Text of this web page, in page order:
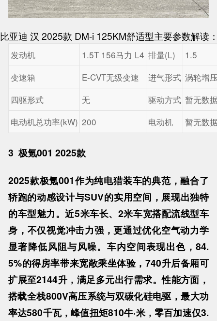
比亚迪 汉 2025款 DM-i 125KM舒适型主要参数解读
发动机 1.5T 156马力 L4 排量(L)
1.5
变速箱
E-CVT无级变速 进气形式 涡轮增
四驱形式
无 驱动方式 暂无数
电动机总功率(kW) 200 电动机 暂无数
3 极氪001 2025款
2025款极氪001作为纯电猎装车的典范，融合了
轿跑的动感设计与SUV的实用空间，展现出独特
的车型魅力。近5米车长、2米车宽搭配流线型车
身，不仅视觉冲击力强，更通过优化空气动力学
显著降低风阻与风噪。车内空间表现出色，84.
5%的得房率带来宽敞乘坐体验，740升后备厢可
扩展至2144升，满足多元出行需求。性能方面，
搭载全栈800V高压系统与双碳化硅电驱，最大功
率达580千瓦，峰值扭矩810牛·米，零百加速仅3.